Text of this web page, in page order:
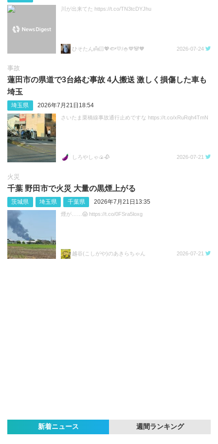
川が出来てた https://t.co/TN3tcDYJhu
ひそたん👼🏻💖🐟️💛/🍚💙🐼🧡 2026-07-24
事故
蓮田市の県道で3台絡む事故 4人搬送 激しく損傷した車も
埼玉
埼玉県 2026年7月21日18:54
さいたま栗橋線事故通行止めですな https://t.co/xRuRqh4TmN
しろやしゃ🍙🥀 2026-07-21
火災
千葉 野田市で火災 大量の黒煙上がる
茨城県 埼玉県 千葉県 2026年7月21日13:35
煙が……😱 https://t.co/0FSra5loxg
越谷(こしがや)のあきらちゃん 2026-07-21
新着ニュース 週間ランキング